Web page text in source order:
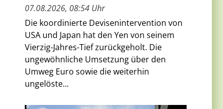
07.08.2026, 08:54 Uhr
Die koordinierte Devisenintervention von
USA und Japan hat den Yen von seinem
Vierzig-Jahres-Tief zurückgeholt. Die
ungewöhnliche Umsetzung über den
Umweg Euro sowie die weiterhin
ungelöste...